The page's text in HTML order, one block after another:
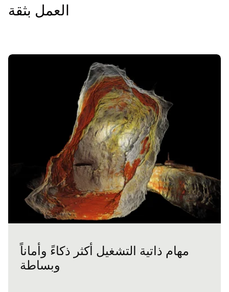
العمل بثقة
مهام ذاتية التشغيل أكثر ذكاءً وأماناً
وبساطة